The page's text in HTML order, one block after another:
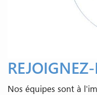
Nos équipes sont à